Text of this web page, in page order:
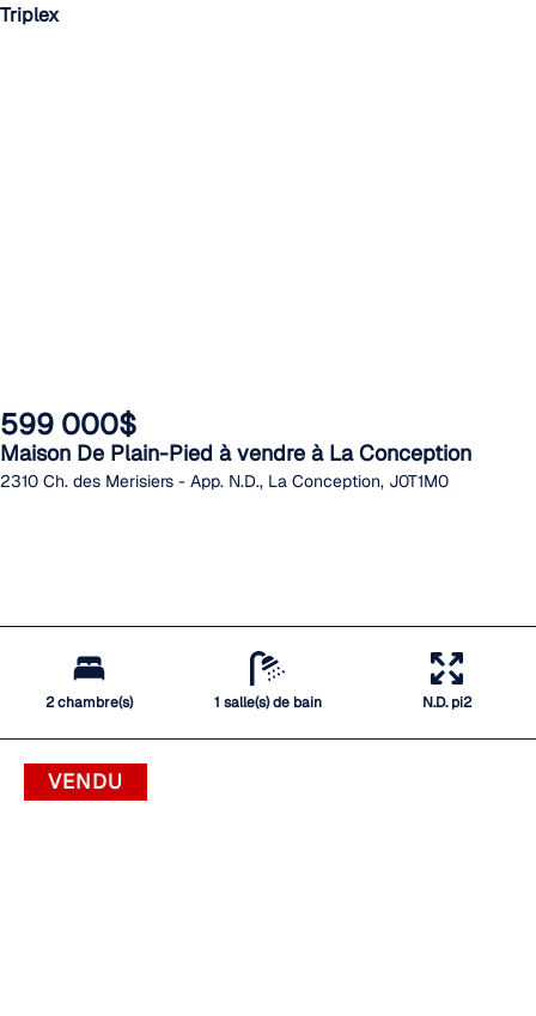
Triplex
599 000$
Maison De Plain-Pied à vendre à La Conception
2310 Ch. des Merisiers - App. N.D., La Conception, J0T1M0
2 chambre(s) 1 salle(s) de bain N.D. pi2
VENDU